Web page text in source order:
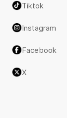
Tiktok
Instagram
Facebook
X